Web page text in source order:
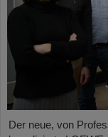
Der neue, von